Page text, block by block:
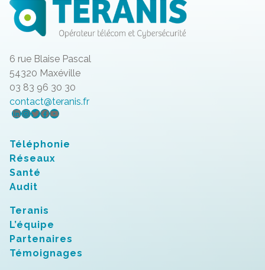
6 rue Blaise Pascal
54320 Maxéville
03 83 96 30 30
contact@teranis.fr
LinkedIn
Instagram
Twitter
Facebook
YouTube
Téléphonie
Réseaux
Santé
Audit
Teranis
L’équipe
Partenaires
Témoignages